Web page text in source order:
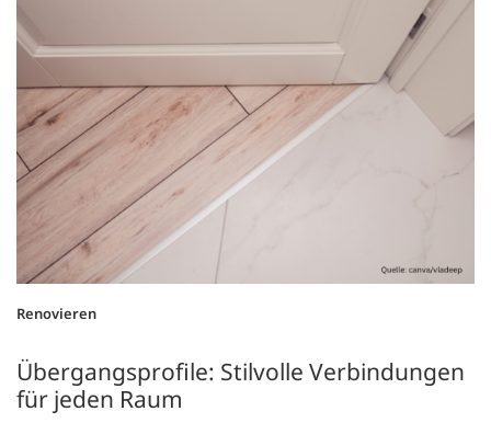
Renovieren
Übergangsprofile: Stilvolle Verbindungen
für jeden Raum